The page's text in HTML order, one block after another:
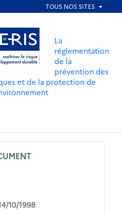
Aller au menu
La
réglementation
de la
prévention des
et de la protection de
10/1998